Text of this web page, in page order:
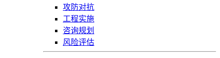
攻防对抗
工程实施
咨询规划
风险评估